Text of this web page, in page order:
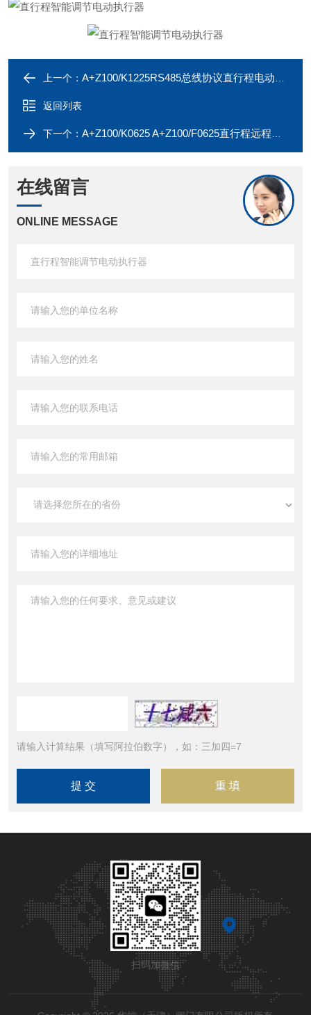
上一个： A+Z100/K1225RS485总线协议直行程电动执行器
返回列表
下一个： A+Z100/K0625 A+Z100/F0625直行程远程控制电动闸阀执行器
在线留言
ONLINE MESSAGE
请输入计算结果（填写阿拉伯数字），如：三加四=7
扫码加微信